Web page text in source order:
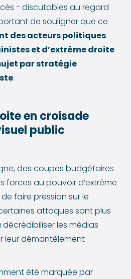
- discutables au regard
de souligner que ce
des acteurs politiques
et d’extrême droite
par stratégie
.
en croisade
public
des coupes budgétaires
forces au pouvoir d’extrême
faire pression sur le
attaques sont plus
les médias
leur démantèlement
été marquée par